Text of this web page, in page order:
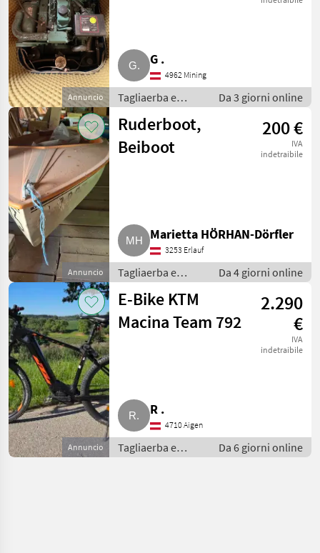
Annuncio
G .
4962 Mining
Tagliaerba e
macchine da
giardinaggio /
Attrezzatura
sportiva
Da 3 giorni online
Annuncio
Ruderboot,
Beiboot
200 €
IVA
indetraibile
Marietta HÖRHAN-Dörfler
3253 Erlauf
Tagliaerba e
macchine da
giardinaggio /
Attrezzatura
sportiva
Da 4 giorni online
Annuncio
E-Bike KTM
Macina Team 792
2.290
€
IVA
indetraibile
R .
4710 Aigen
Tagliaerba e
macchine da
Da 6 giorni online